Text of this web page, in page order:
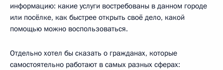
информацию: какие услуги востребованы в данном городе
или посёлке, как быстрее открыть своё дело, какой
помощью можно воспользоваться.
Отдельно хотел бы сказать о гражданах, которые
самостоятельно работают в самых разных сферах: